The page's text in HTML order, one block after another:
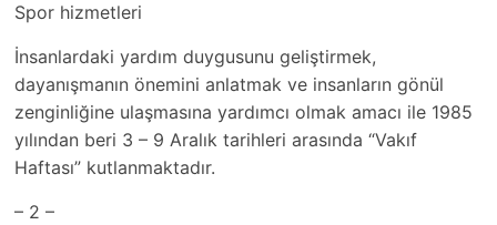
Spor hizmetleri
İnsanlardaki yardım duygusunu geliştirmek,
dayanışmanın önemini anlatmak ve insanların gönül
zenginliğine ulaşmasına yardımcı olmak amacı ile 1985
yılından beri 3 – 9 Aralık tarihleri arasında “Vakıf
Haftası” kutlanmaktadır.
– 2 –